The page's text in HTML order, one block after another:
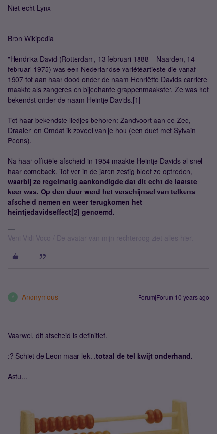
Niet echt Lynx
Bron Wikipedia
"Hendrika David (Rotterdam, 13 februari 1888 – Naarden, 14
februari 1975) was een Nederlandse variétéartieste die vanaf
1907 tot aan haar dood onder de naam Henriëtte Davids carrière
maakte als zangeres en bijdehante grappenmaakster. Ze was het
bekendst onder de naam Heintje Davids.[1]
Tot haar bekendste liedjes behoren: Zandvoort aan de Zee,
Draaien en Omdat ik zoveel van je hou (een duet met Sylvain
Poons).
Na haar officiële afscheid in 1954 maakte Heintje Davids al snel
haar comeback. Tot ver in de jaren zestig bleef ze optreden,
waarbij ze regelmatig aankondigde dat dit echt de laatste
keer was. Op den duur werd het verschijnsel van telkens
afscheid nemen en weer terugkomen het
heintjedavidseffect[2] genoemd.
Veni Vidi Voco / De avatar van mijn rechteroog ziet alles hier.
A Anonymous Forum|Forum|10 years ago
Vaarwel, dit afscheid is definitief.
:? Schiet de Leon maar lek...totaal de tel kwijt onderhand.
Astu...